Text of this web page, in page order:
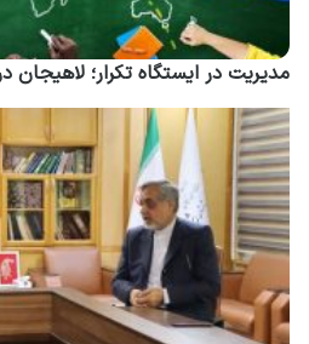
مدیریت در ایستگاه تکرار؛ لاهیجان